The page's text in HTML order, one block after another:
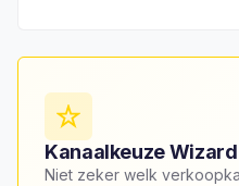
Kanaalkeuze Wizard
Niet zeker welk